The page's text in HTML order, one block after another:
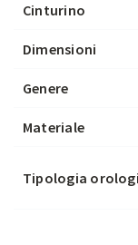
Cinturino
Dimensioni
Genere
Materiale
Tipologia orologi